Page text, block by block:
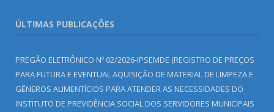
ÚLTIMAS PUBLICAÇÕES
PREGÃO ELETRÔNICO Nº 02/2026-IPSEMDE (REGISTRO DE PREÇOS
PARA FUTURA E EVENTUAL AQUISIÇÃO DE MATERIAL DE LIMPEZA E
GÊNEROS ALIMENTÍCIOS PARA ATENDER AS NECESSIDADES DO
INSTITUTO DE PREVIDÊNCIA SOCIAL DOS SERVIDORES MUNICIPAIS